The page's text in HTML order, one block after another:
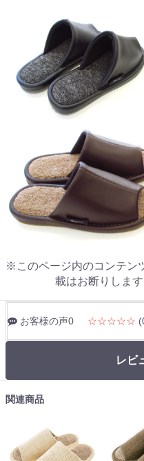
※このページ内のコンテン
載はお断りしま
お客様の声0 ☆☆☆☆☆
レビ
関連商品